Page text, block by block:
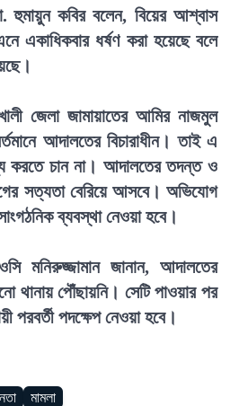
হুমায়ুন কবির বলেন, বিয়ের আশ্বাস
একাধিকবার ধর্ষণ করা হয়েছে বলে
জেলা জামায়াতের আমির নাজমুল
আদালতের বিচারাধীন। তাই এ
করতে চান না। আদালতের তদন্ত ও
সত্যতা বেরিয়ে আসবে। অভিযোগ
ব্যবস্থা নেওয়া হবে।
মনিরুজ্জামান জানান, আদালতের
থানায় পৌঁছায়নি। সেটি পাওয়ার পর
পরবর্তী পদক্ষেপ নেওয়া হবে।
মামলা